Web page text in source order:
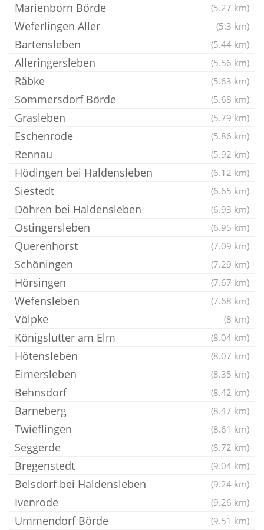
Marienborn Börde (5.27 km)
Weferlingen Aller (5.3 km)
Bartensleben (5.44 km)
Alleringersleben (5.56 km)
Räbke (5.63 km)
Sommersdorf Börde (5.68 km)
Grasleben (5.79 km)
Eschenrode (5.86 km)
Rennau (5.92 km)
Hödingen bei Haldensleben (6.12 km)
Siestedt (6.65 km)
Döhren bei Haldensleben (6.93 km)
Ostingersleben (6.95 km)
Querenhorst (7.09 km)
Schöningen (7.29 km)
Hörsingen (7.67 km)
Wefensleben (7.68 km)
Völpke (8 km)
Königslutter am Elm (8.04 km)
Hötensleben (8.07 km)
Eimersleben (8.35 km)
Behnsdorf (8.42 km)
Barneberg (8.47 km)
Twieflingen (8.61 km)
Seggerde (8.72 km)
Bregenstedt (9.04 km)
Belsdorf bei Haldensleben (9.24 km)
Ivenrode (9.26 km)
Ummendorf Börde (9.51 km)